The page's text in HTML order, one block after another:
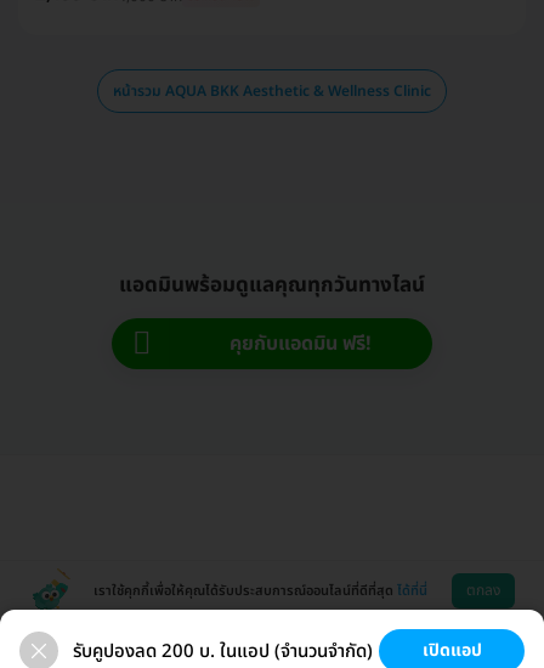
หน้ารวม AQUA BKK Aesthetic & Wellness Clinic
แอดมินพร้อมดูแลคุณทุกวันทางไลน์
คุยกับแอดมิน ฟรี!
เราใช้คุกกี้เพื่อให้คุณได้รับประสบการณ์ออนไลน์ที่ดีที่สุด ได้ที่นี่ ตกลง
รับคูปองลด 200 บ. ในแอป (จำนวนจำกัด) เปิดแอป